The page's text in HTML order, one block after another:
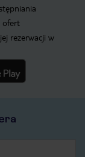
ofert
rezerwacji w